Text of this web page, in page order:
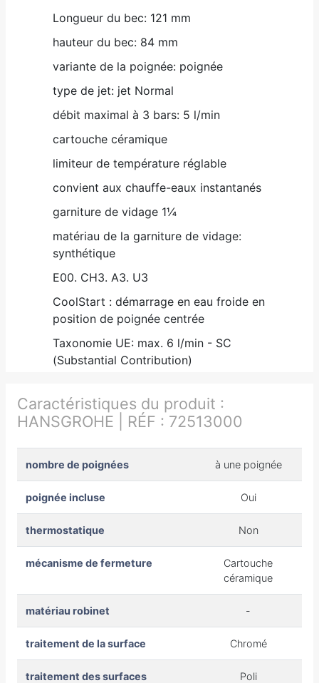
Longueur du bec: 121 mm
hauteur du bec: 84 mm
variante de la poignée: poignée
type de jet: jet Normal
débit maximal à 3 bars: 5 l/min
cartouche céramique
limiteur de température réglable
convient aux chauffe-eaux instantanés
garniture de vidage 1¼
matériau de la garniture de vidage:
synthétique
E00. CH3. A3. U3
CoolStart : démarrage en eau froide en
position de poignée centrée
Taxonomie UE: max. 6 l/min - SC
(Substantial Contribution)
Caractéristiques du produit :
HANSGROHE | RÉF : 72513000
nombre de poignées à une poignée
poignée incluse Oui
thermostatique Non
mécanisme de fermeture
Cartouche
céramique
matériau robinet -
traitement de la surface Chromé
traitement des surfaces Poli